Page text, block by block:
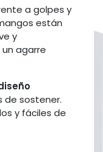
a golpes y
están
y
agarre
de sostener.
y fáciles de